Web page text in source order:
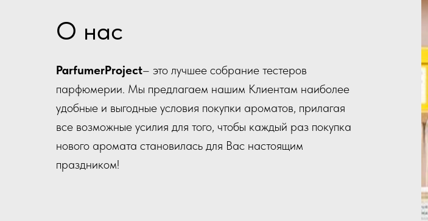
О нас
ParfumerProject– это лучшее собрание тестеров
парфюмерии. Мы предлагаем нашим Клиентам наиболее
удобные и выгодные условия покупки ароматов, прилагая
все возможные усилия для того, чтобы каждый раз покупка
нового аромата становилась для Вас настоящим
праздником!